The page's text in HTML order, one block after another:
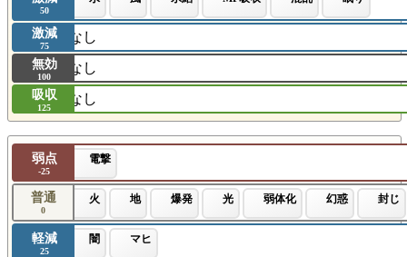
50
激減
75
なし
無効
100
なし
吸収
125
なし
弱点
-25
電撃
普通
0
火 地 爆発 光 弱体化 幻惑 封じ
軽減
25
闇 マヒ